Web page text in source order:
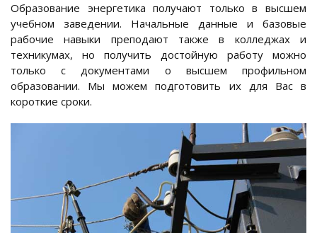
Образование энергетика получают только в высшем
учебном заведении. Начальные данные и базовые
рабочие навыки преподают также в колледжах и
техникумах, но получить достойную работу можно
только с документами о высшем профильном
образовании. Мы можем подготовить их для Вас в
короткие сроки.